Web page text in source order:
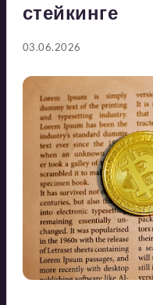
стейкинге
03.06.2026